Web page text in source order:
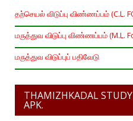
தற்செயல் விடுப்பு விண்ணப்பம் (C.L.
மருத்துவ விடுப்பு விண்ணப்பம் (M.L.
மருத்துவ விடுப்புப் பதிவேடு
THAMIZHKADAL
APK.